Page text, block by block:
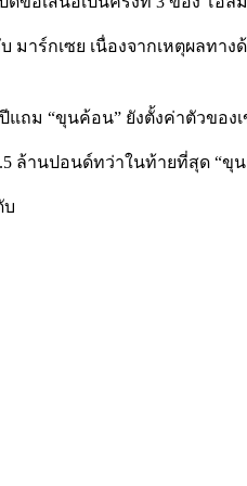
มาร์กเซย เนื่องจากเหตุผล
ม “ขุนค้อน” ยังตั้งค่าตัวของ
ล้านปอนด์ทว่าในท้ายที่สุด “
บ